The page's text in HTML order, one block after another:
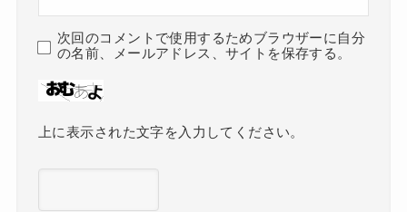
次回のコメントで使用するためブラウザーに自分
の名前、メールアドレス、サイトを保存する。
上に表示された文字を入力してください。